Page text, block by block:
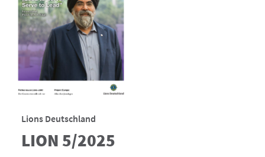
Lions Deutschland
LION 5/2025